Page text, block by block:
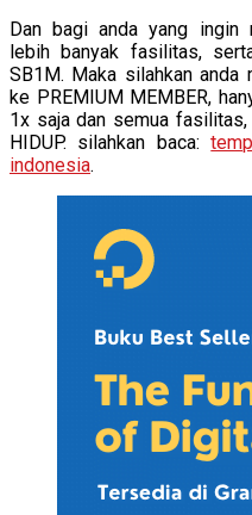
Dan bagi anda yang ingin
lebih banyak fasilitas,
SB1M. Maka silahkan anda
ke PREMIUM MEMBER,
1x saja dan semua
HIDUP. silahkan baca:
indonesia.